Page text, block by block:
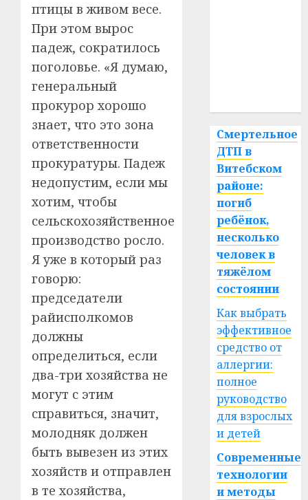
птицы в живом весе.
При этом вырос
падеж, сократилось
поголовье. «Я думаю,
генеральный
прокурор хорошо
знает, что это зона
ответственности
прокуратуры. Падеж
недопустим, если мы
хотим, чтобы
сельскохозяйственное
производство росло.
Я уже в который раз
говорю:
председатели
райисполкомов
должны
определиться, если
два-три хозяйства не
могут с этим
справиться, значит,
молодняк должен
быть вывезен из этих
хозяйств и отправлен
в те хозяйства,
Смертельное
ДТП в
Витебском
районе:
погиб
ребёнок,
несколько
человек в
тяжёлом
состоянии
Как выбрать
эффективное
средство от
аллергии:
полное
руководство
для взрослых
и детей
Современные
технологии
и методы